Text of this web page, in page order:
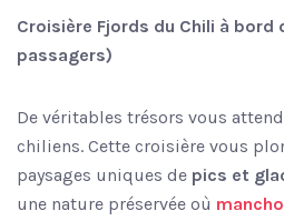
Croisière Fjords du Chili à bord
passagers)
De véritables trésors vous
chiliens. Cette croisière vous
paysages uniques de pics et
une nature préservée où